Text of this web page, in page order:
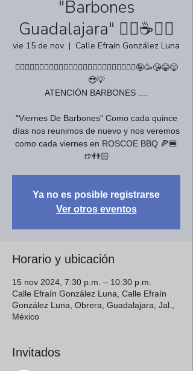
"Barbones
Guadalajara" 🏳️‍🌈☕🧔🏻
vie 15 de nov
  |
Calle Efraín González Luna
🧔🏻‍♂️🧔🏾‍♂️🧔🏿‍♂️🧔🏼‍♂️🧔‍♂️🧔🏽‍♀🧔🏿‍♀🧔🏼‍♀🧔‍♀🤪🥳😘😂😋
😎💡
ATENCIÓN BARBONES ....
"Viernes De Barbones" Como cada quince
días nos reunimos de nuevo y nos veremos
como cada viernes en ROSCOE BBQ 🍕🍔
🍺👬🏻
Ya no es posible registrarse
Ver otros eventos
Horario y ubicación
15 nov 2024, 7:30 p.m. – 10:30 p.m.
Calle Efraín González Luna, Calle Efraín
González Luna, Obrera, Guadalajara, Jal.,
México
Invitados